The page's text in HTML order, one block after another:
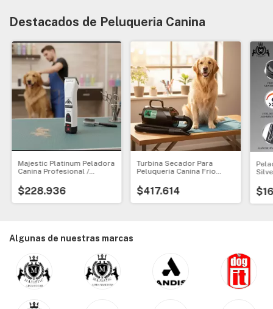
Destacados de Peluqueria Canina
Majestic Platinum Peladora
Canina Profesional /
$228.936
Turbina Secador Para
Peluqueria Canina Frio
$417.614
Algunas de nuestras marcas